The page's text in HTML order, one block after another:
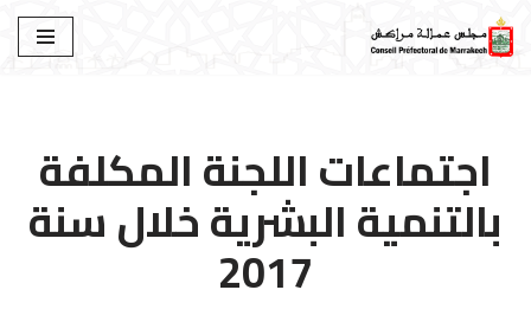
تخطى
اجتماعات اللجنة المكلفة
بالتنمية البشرية خلال سنة
2017